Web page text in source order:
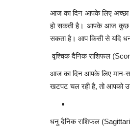
आज का दिन आपके लिए अच्छा
हो सकती है। आपके आज कुछ
सकता है। आप किसी से यदि
वृश्चिक दैनिक राशिफल
आज का दिन आपके लिए मान-
खटपट चल रही है, तो आपको
धनु दैनिक राशिफल